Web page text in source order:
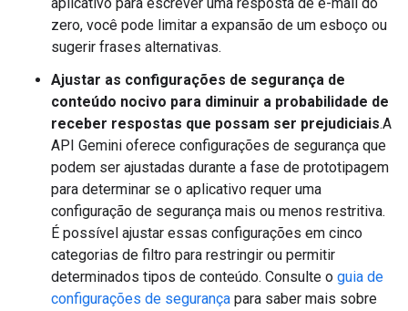
aplicativo para escrever uma resposta de e-mail do
zero, você pode limitar a expansão de um esboço ou
sugerir frases alternativas.
Ajustar as configurações de segurança de
conteúdo nocivo para diminuir a probabilidade de
receber respostas que possam ser prejudiciais.A
API Gemini oferece configurações de segurança que
podem ser ajustadas durante a fase de prototipagem
para determinar se o aplicativo requer uma
configuração de segurança mais ou menos restritiva.
É possível ajustar essas configurações em cinco
categorias de filtro para restringir ou permitir
determinados tipos de conteúdo. Consulte o guia de
configurações de segurança para saber mais sobre